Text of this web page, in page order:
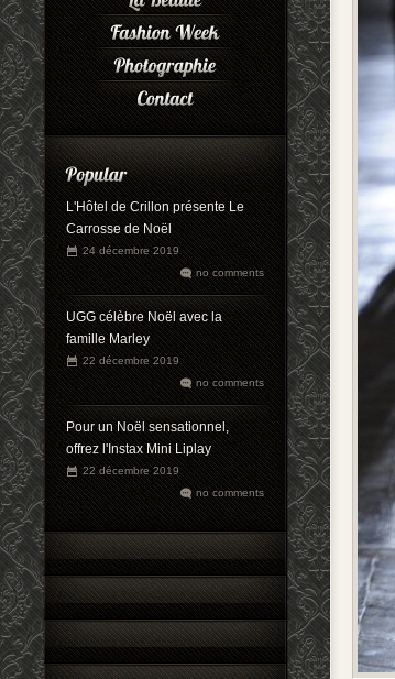
L'Hôtel de Crillon présente Le
Carrosse de Noël
24 décembre 2019
no comments
UGG célèbre Noël avec la
famille Marley
22 décembre 2019
no comments
Pour un Noël sensationnel,
offrez l'Instax Mini Liplay
22 décembre 2019
no comments